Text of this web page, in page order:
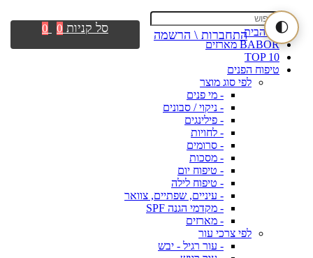
🌓דף הבית
BABOR מארזים
TOP 10
טיפוח הפנים
לפי סוג מוצר
- מי פנים
- ניקוי / סבונים
- פילינגים
- לחויות
- סרומים
- מסכות
- טיפוח יום
- טיפוח לילה
- עיניים, שפתיים, צוואר
- מקדמי הגנה SPF
- מארזים
לפי צרכי עור
- עור רגיל - יבש
התחברות \ הרשמה סל קניות 0
0